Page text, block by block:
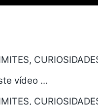
vídeo ...